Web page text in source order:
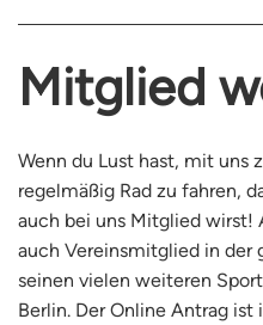
Mitglied
Wenn du Lust hast, mit uns
regelmäßig Rad zu fahren,
auch bei uns Mitglied wirst!
auch Vereinsmitglied in der
seinen vielen weiteren
Berlin. Der Online Antrag